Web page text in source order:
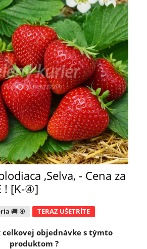
,Selva, - Cena za
! [K-④]
🚚 ④ TERAZ UŠETRÍTE
celkovej objednávke s týmto
produktom ?